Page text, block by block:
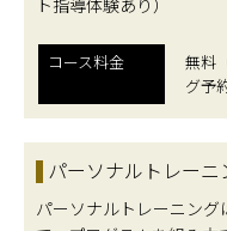
ト指導体験あり）
コース料金
無料
グ予
パーソナルトレー
パーソナルトレーニン